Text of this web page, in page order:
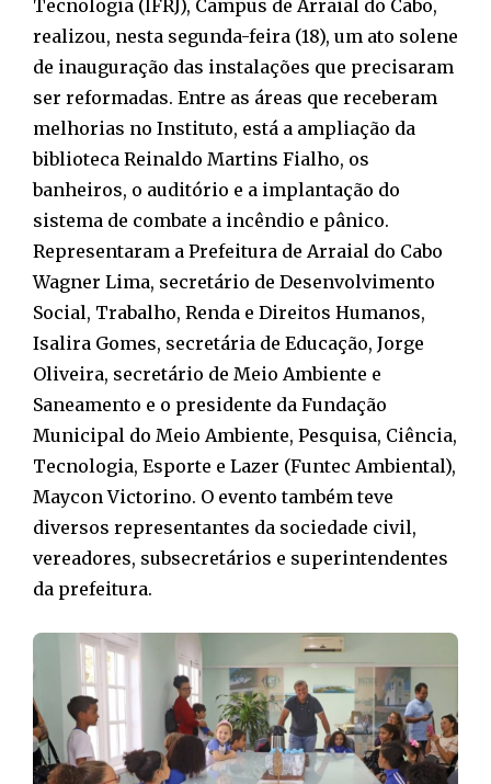
Tecnologia (IFRJ), Campus de Arraial do Cabo,
realizou, nesta segunda-feira (18), um ato solene
de inauguração das instalações que precisaram
ser reformadas. Entre as áreas que receberam
melhorias no Instituto, está a ampliação da
biblioteca Reinaldo Martins Fialho, os
banheiros, o auditório e a implantação do
sistema de combate a incêndio e pânico.
Representaram a Prefeitura de Arraial do Cabo
Wagner Lima, secretário de Desenvolvimento
Social, Trabalho, Renda e Direitos Humanos,
Isalira Gomes, secretária de Educação, Jorge
Oliveira, secretário de Meio Ambiente e
Saneamento e o presidente da Fundação
Municipal do Meio Ambiente, Pesquisa, Ciência,
Tecnologia, Esporte e Lazer (Funtec Ambiental),
Maycon Victorino. O evento também teve
diversos representantes da sociedade civil,
vereadores, subsecretários e superintendentes
da prefeitura.